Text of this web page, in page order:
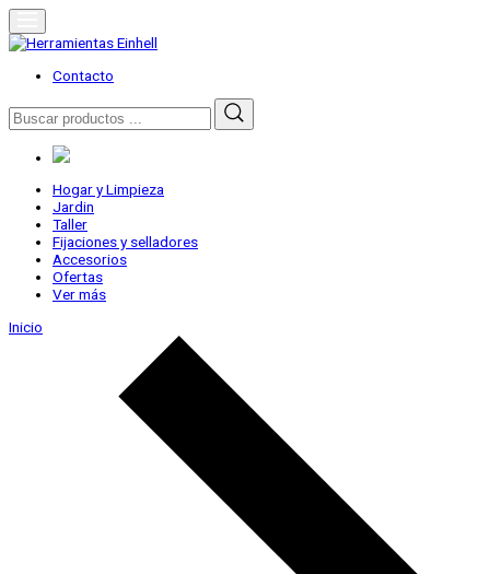
Skip
to
content
Herramientas Einhell
Distribuidor Oficial
Contacto
Buscar
por:
Hogar y Limpieza
Jardin
Taller
Fijaciones y selladores
Accesorios
Ofertas
Ver más
Inicio